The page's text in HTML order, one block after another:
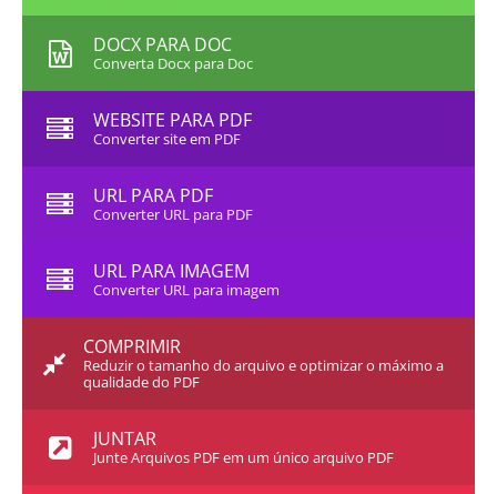
DOCX PARA DOC
Converta Docx para Doc
WEBSITE PARA PDF
Converter site em PDF
URL PARA PDF
Converter URL para PDF
URL PARA IMAGEM
Converter URL para imagem
COMPRIMIR
Reduzir o tamanho do arquivo e optimizar o máximo a
qualidade do PDF
JUNTAR
Junte Arquivos PDF em um único arquivo PDF